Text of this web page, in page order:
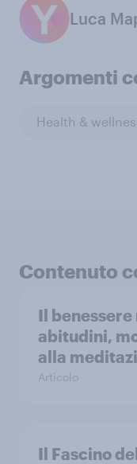
Luca
Argomenti
Health &
Contenuto
Il
abitudini,
alla
Articolo
Il Fascino